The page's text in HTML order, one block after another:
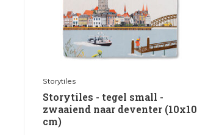
Storytiles
Storytiles - tegel small -
zwaaiend naar deventer (10x10
cm)